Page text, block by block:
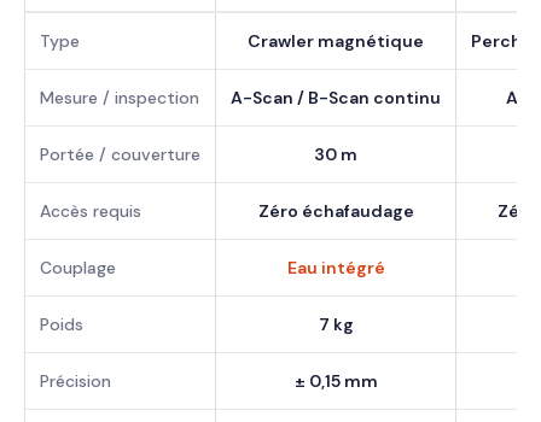
Type Crawler magnétique Perche
Mesure / inspection A-Scan / B-Scan continu A-
Portée / couverture 30 m
Accès requis Zéro échafaudage
Couplage Eau intégré
Poids 7 kg
Précision ± 0,15 mm